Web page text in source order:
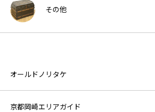
その他
オールドノリタケ
京都岡崎エリアガイド